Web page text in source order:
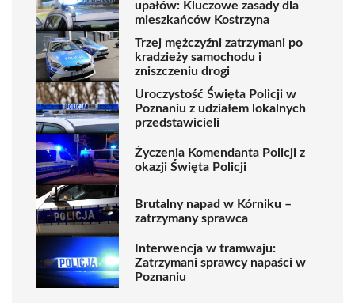
upałów: Kluczowe zasady dla
mieszkańców Kostrzyna
Trzej mężczyźni zatrzymani po
kradzieży samochodu i
zniszczeniu drogi
Uroczystość Święta Policji w
Poznaniu z udziałem lokalnych
przedstawicieli
Życzenia Komendanta Policji z
okazji Święta Policji
Brutalny napad w Kórniku –
zatrzymany sprawca
Interwencja w tramwaju:
Zatrzymani sprawcy napaści w
Poznaniu